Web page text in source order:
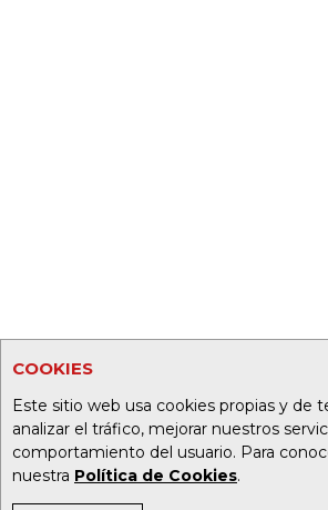
COOKIES
Este sitio web usa cookies propias y de
analizar el tráfico, mejorar nuestros
comportamiento del usuario. Para
nuestra Política de Cookies.